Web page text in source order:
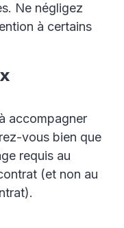
Ne négligez
à certains
accompagner
vous bien que
requis au
(et non au